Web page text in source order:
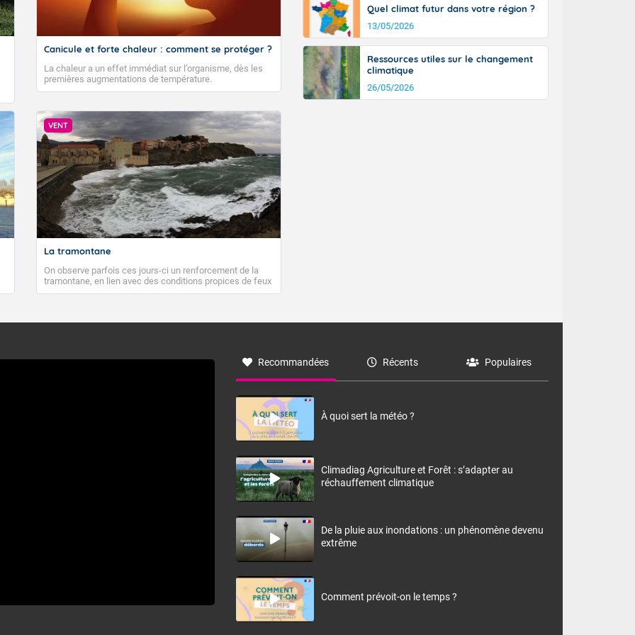
Canicule et forte chaleur : comment se protéger ?
La chaleur a un effet immédiat sur l’organisme, dès les
premières augmentations de température.
VENT
La tramontane
On observe parfois ces jours-ci un renforcement de la
tramontane, en lien avec des conditions propices de feux
de forêt. Mais qu'est-ce que la tramontane ? Quelles sont
à nord-ouest, dans un secteur qui part du Roussillon à la
monts, en allusion aux régions montagneuses d’où
Quel climat futur dans votre région ?
13/05/2026
Ressources utiles sur le changement
climatique
26/05/2026
Recommandées Récents Populaires
À quoi sert la météo ?
Climadiag Agriculture et Forêt : s’adapter au
réchauffement climatique
De la pluie aux inondations : un phénomène devenu
extrême
Comment prévoit-on le temps ?